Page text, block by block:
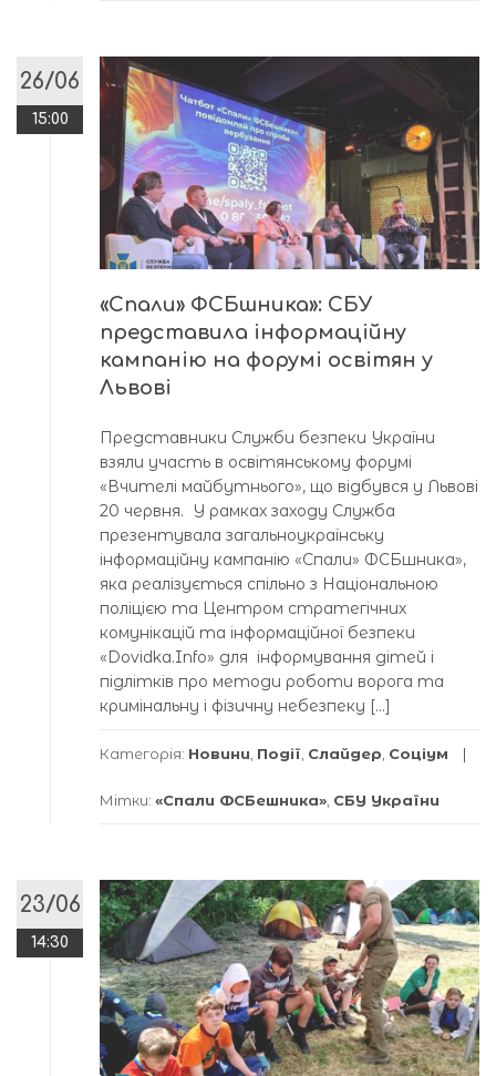
26/06
15:00
«Спали» ФСБшника»: СБУ
представила інформаційну
кампанію на форумі освітян у
Львові
Представники Служби безпеки України
взяли участь в освітянському форумі
«Вчителі майбутнього», що відбувся у Львові
20 червня. У рамках заходу Служба
презентувала загальноукраїнську
інформаційну кампанію «Спали» ФСБшника»,
яка реалізується спільно з Національною
поліцією та Центром стратегічних
комунікацій та інформаційної безпеки
«Dovidka.Info» для інформування дітей і
підлітків про методи роботи ворога та
кримінальну і фізичну небезпеку […]
Категорія: Новини Події Слайдер Соціум
Мітки: «Спали ФСБешника» СБУ України
23/06
14:30